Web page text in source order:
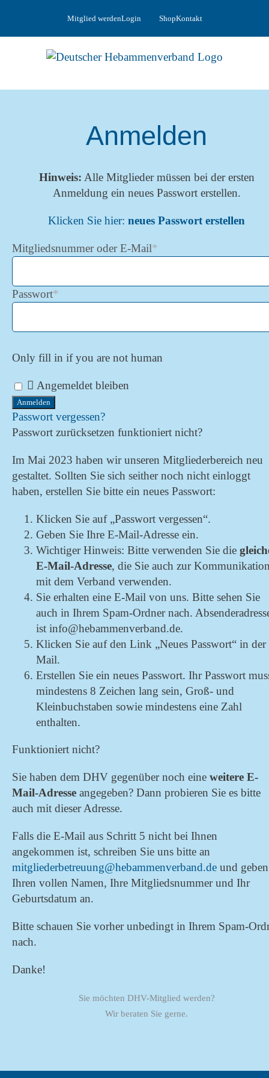
springen
Mitglied werdenLogin ShopKontakt
Anmelden
Hinweis: Alle Mitglieder müssen bei der ersten
Anmeldung ein neues Passwort erstellen.
Klicken Sie hier: neues Passwort erstellen
Mitgliedsnummer oder E-Mail*
Passwort*
Only fill in if you are not human
Angemeldet bleiben
Passwort vergessen?
Passwort zurücksetzen funktioniert nicht?
Im Mai 2023 haben wir unseren Mitgliederbereich neu
gestaltet. Sollten Sie sich seither noch nicht einloggt
haben, erstellen Sie bitte ein neues Passwort:
Klicken Sie auf „Passwort vergessen“.
Geben Sie Ihre E-Mail-Adresse ein.
Wichtiger Hinweis: Bitte verwenden Sie die
E-Mail-Adresse, die Sie auch zur
mit dem Verband verwenden.
Sie erhalten eine E-Mail von uns. Bitte sehen Sie
auch in Ihrem Spam-Ordner nach.
ist info@hebammenverband.de.
Klicken Sie auf den Link „Neues Passwort“ in der
Mail.
Erstellen Sie ein neues Passwort. Ihr Passwort
mindestens 8 Zeichen lang sein, Groß- und
Kleinbuchstaben sowie mindestens eine Zahl
enthalten.
Funktioniert nicht?
Sie haben dem DHV gegenüber noch eine weitere E-
Mail-Adresseangegeben? Dann probieren Sie es bitte
auch mit dieser Adresse.
Falls die E-Mail aus Schritt 5 nicht bei Ihnen
angekommen ist, schreiben Sie uns bitte an
mitgliederbetreuung@heb­ammenverband.deund geben
Ihren vollen Namen, Ihre Mitgliedsnummer und Ihr
Geburtsdatum an.
Bitte schauen Sie vorher unbedingt in Ihrem Spam-
nach.
Danke!
Sie möchten DHV-Mitglied werden?
Wir beraten Sie gerne.